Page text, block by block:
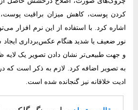
کردن پوست، کاهش میزان براقیت
اشاره کرد. با استفاده از این نرم‌ افزار
نور ضعیف یا شدید هنگام عکس‌برداری ایجاد
و جهت طبیعی‌تر نشان دادن تصویر یک لایه‌
ادیت خلاقانه نیز گنجانده شده است.